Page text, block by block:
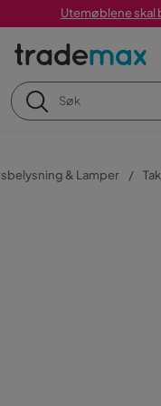
Utemøblene skal
& Lamper